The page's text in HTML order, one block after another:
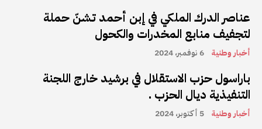
عناصر الدرك الملكي في إبن أحمد تشنّ حملة
لتجفيف منابع المخدرات والكحول
أخبار وطنية 6 نوفمبر، 2024
باراسول حزب الاستقلال في برشيد خارج اللجنة
التنفيذية ديال الحزب .
أخبار وطنية 5 أكتوبر، 2024